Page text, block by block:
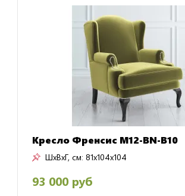
Кресло Френсис M12-BN-B10
ШxВxГ, см: 81x104x104
93 000 руб